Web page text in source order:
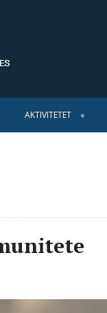
AKTIVITETET